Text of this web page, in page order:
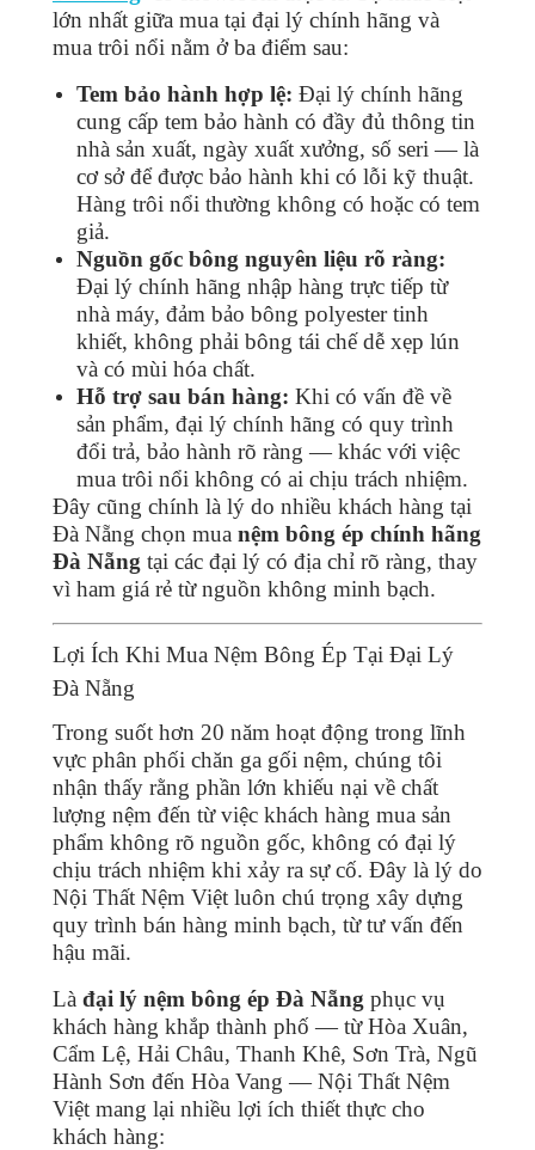
lớn nhất giữa mua tại đại lý chính hãng và
mua trôi nổi nằm ở ba điểm sau:
Tem bảo hành hợp lệ: Đại lý chính hãng
cung cấp tem bảo hành có đầy đủ thông tin
nhà sản xuất, ngày xuất xưởng, số seri — là
cơ sở để được bảo hành khi có lỗi kỹ thuật.
Hàng trôi nổi thường không có hoặc có tem
giả.
Nguồn gốc bông nguyên liệu rõ ràng:
Đại lý chính hãng nhập hàng trực tiếp từ
nhà máy, đảm bảo bông polyester tinh
khiết, không phải bông tái chế dễ xẹp lún
và có mùi hóa chất.
Hỗ trợ sau bán hàng: Khi có vấn đề về
sản phẩm, đại lý chính hãng có quy trình
đổi trả, bảo hành rõ ràng — khác với việc
mua trôi nổi không có ai chịu trách nhiệm.
Đây cũng chính là lý do nhiều khách hàng tại
Đà Nẵng chọn mua nệm bông ép chính hãng
Đà Nẵng tại các đại lý có địa chỉ rõ ràng, thay
vì ham giá rẻ từ nguồn không minh bạch.
Lợi Ích Khi Mua Nệm Bông Ép Tại Đại Lý
Đà Nẵng
Trong suốt hơn 20 năm hoạt động trong lĩnh
vực phân phối chăn ga gối nệm, chúng tôi
nhận thấy rằng phần lớn khiếu nại về chất
lượng nệm đến từ việc khách hàng mua sản
phẩm không rõ nguồn gốc, không có đại lý
chịu trách nhiệm khi xảy ra sự cố. Đây là lý do
Nội Thất Nệm Việt luôn chú trọng xây dựng
quy trình bán hàng minh bạch, từ tư vấn đến
hậu mãi.
Là đại lý nệm bông ép Đà Nẵng phục vụ
khách hàng khắp thành phố — từ Hòa Xuân,
Cẩm Lệ, Hải Châu, Thanh Khê, Sơn Trà, Ngũ
Hành Sơn đến Hòa Vang — Nội Thất Nệm
Việt mang lại nhiều lợi ích thiết thực cho
khách hàng: